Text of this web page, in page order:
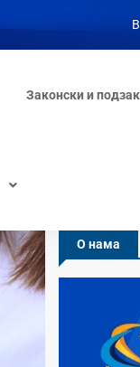
Законски и
О нама